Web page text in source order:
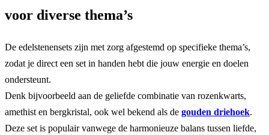
voor diverse thema’s
De edelstenensets zijn met zorg afgestemd op specifieke thema’s,
zodat je direct een set in handen hebt die jouw energie en doelen
ondersteunt.
Denk bijvoorbeeld aan de geliefde combinatie van rozenkwarts,
amethist en bergkristal, ook wel bekend als de gouden driehoek.
Deze set is populair vanwege de harmonieuze balans tussen liefde,